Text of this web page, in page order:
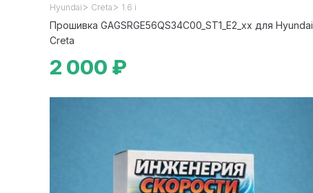
Hyundai > Creta > 1.6 i
Прошивка GAGSRGE56QS34C00_ST1_E2_xx для Hyundai
Creta
2 000 ₽